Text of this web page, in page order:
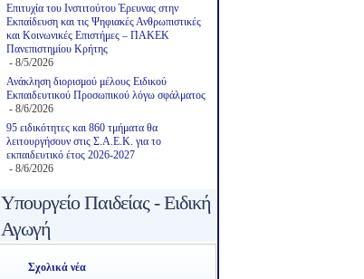
Επιτυχία του Ινστιτούτου Έρευνας στην
Εκπαίδευση και τις Ψηφιακές Ανθρωπιστικές
και Κοινωνικές Επιστήμες – ΠΑΚΕΚ
Πανεπιστημίου Κρήτης
- 8/5/2026
Ανάκληση διορισμού μέλους Ειδικού
Εκπαιδευτικού Προσωπικού λόγω σφάλματος
- 8/6/2026
95 ειδικότητες και 860 τμήματα θα
λειτουργήσουν στις Σ.Α.Ε.Κ. για το
εκπαιδευτικό έτος 2026-2027
- 8/6/2026
Υπουργείο Παιδείας - Ειδική
Αγωγή
Σχολικά νέα